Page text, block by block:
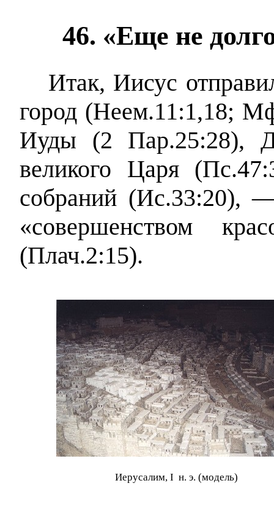
46. «Еще не
Итак, Иисус
город (Неем.11:1,18;
Иуды (2 Пар.25:28),
великого Царя
собраний (Ис.33:20),
«совершенством
(Плач.2:15).
Иерусалим, I н. э. (модель)